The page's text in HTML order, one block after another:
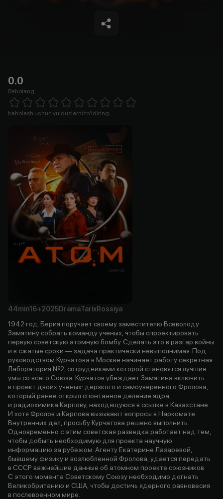
0.0
Baholang
1 Star 2 Stars 3 Stars 4 Stars5 Stars 6 Stars7 Stars8 Stars
baholash uchun yulduzlarni to'ldiring
44min16+2025DramaTarixRossiya
1942 год. Берия поручает своему заместителю Всеволоду
Замятину собрать команду ученых, чтобы спроектировать
первую советскую атомную бомбу. Сделать это в разгар войны
и в сжатые сроки — задача практически невыполнимая. Под
руководством Курчатова в Москве начинает работу секретная
Лаборатория №2, сотрудниками которой становятся лучшие
умы со всего Союза. Курчатов убеждает Замятина включить
в проект двоих ученых: дерзкого и самоуверенного Фролова,
который ранее открыл спонтанное деление ядра,
и радиохимика Карпову, находящуюся в ссылке в Казахстане.
И хотя Фролов и Карпова вызывают вопросы в Наркомате
Внутренних дел, просьбу Курчатова решено выполнить.
Одновременно с этим советская разведка работает над тем,
чтобы добыть необходимую для проекта научную
информацию за рубежом. Агенту Екатерине Лазаревой,
бывшему физику и возлюбленной Фролова, удается передать
в СССР важнейшие данные об атомном проекте союзников.
С этого момента Советскому Союзу необходимо догнать
Великобританию и США, чтобы достичь ядерного равновесия
в послевоенном мире.